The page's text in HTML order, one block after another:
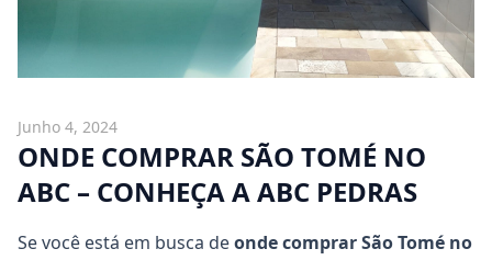
Junho 4, 2024
ONDE COMPRAR SÃO TOMÉ NO
ABC – CONHEÇA A ABC PEDRAS
Se você está em busca deonde comprar São Tomé no